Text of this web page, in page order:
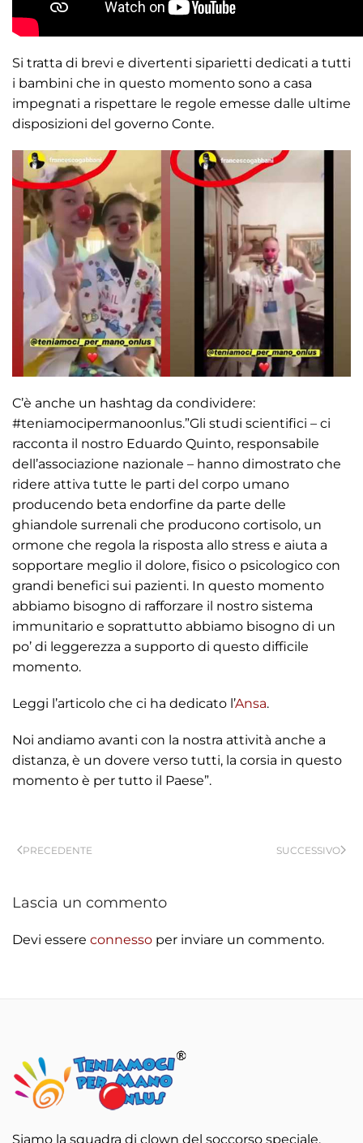
Si tratta di brevi e divertenti siparietti dedicati a tutti
i bambini che in questo momento sono a casa
impegnati a rispettare le regole emesse dalle ultime
disposizioni del governo Conte.
C’è anche un hashtag da condividere:
#teniamocipermanoonlus.”Gli studi scientifici – ci
racconta il nostro Eduardo Quinto, responsabile
dell’associazione nazionale – hanno dimostrato che
ridere attiva tutte le parti del corpo umano
producendo beta endorfine da parte delle
ghiandole surrenali che producono cortisolo, un
ormone che regola la risposta allo stress e aiuta a
sopportare meglio il dolore, fisico o psicologico con
grandi benefici sui pazienti. In questo momento
abbiamo bisogno di rafforzare il nostro sistema
immunitario e soprattutto abbiamo bisogno di un
po’ di leggerezza a supporto di questo difficile
momento.
Leggi l’articolo che ci ha dedicato l’Ansa.
Noi andiamo avanti con la nostra attività anche a
distanza, è un dovere verso tutti, la corsia in questo
momento è per tutto il Paese”.
PRECEDENTE SUCCESSIVO
Lascia un commento
Devi essere connesso per inviare un commento.
Siamo la squadra di clown del soccorso speciale,